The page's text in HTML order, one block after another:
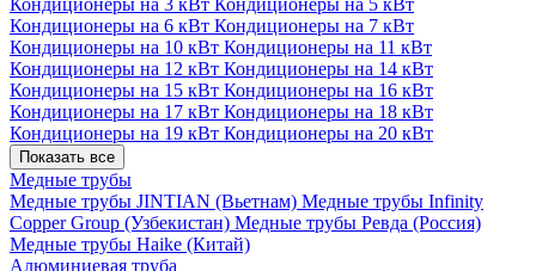
Кондиционеры на 3 кВт Кондиционеры на 5 кВт
Кондиционеры на 6 кВт Кондиционеры на 7 кВт
Кондиционеры на 10 кВт Кондиционеры на 11 кВт
Кондиционеры на 12 кВт Кондиционеры на 14 кВт
Кондиционеры на 15 кВт Кондиционеры на 16 кВт
Кондиционеры на 17 кВт Кондиционеры на 18 кВт
Кондиционеры на 19 кВт Кондиционеры на 20 кВт
Показать все
Медные трубы
Медные трубы JINTIAN (Вьетнам) Медные трубы Infinity
Copper Group (Узбекистан) Медные трубы Ревда (Россия)
Медные трубы Haike (Китай)
Алюминиевая труба